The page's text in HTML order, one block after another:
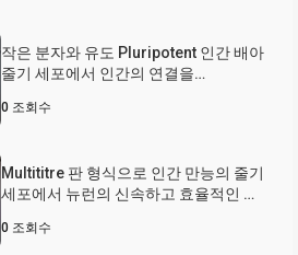
작은 분자와 유도 Pluripotent 인간 배아
줄기 세포에서 인간의 연결을
0 조회수
Multititre 판 형식으로 인간 만능의 줄기
세포에서 뉴런의 신속하고 효율적인 생
0 조회수